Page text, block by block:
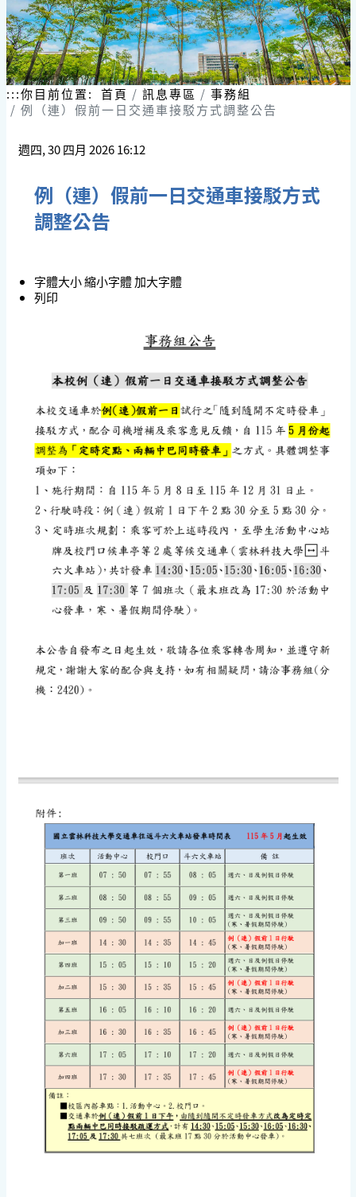
:::你目前位置: 首頁 訊息專區
事務組
例（連）假前一日交通車接駁方式調整公告
週四, 30 四月 2026 16:12
例（連）假前一日交通車接駁方式
調整公告
字體大小縮小字體加大字體
列印